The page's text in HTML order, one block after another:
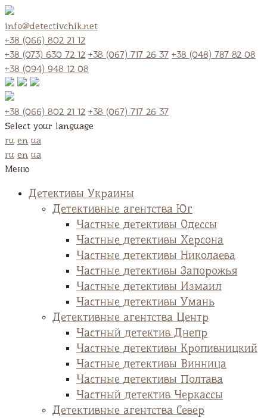
info@detectivchik.net
+38 (066) 802 21 12
+38 (073) 630 72 12 +38 (067) 717 26 37 +38 (048) 787 82 08
+38 (094) 948 12 08
+38 (066) 802 21 12 +38 (067) 717 26 37
Select your language
ru en ua
ru en ua
Меню
Детективы Украины
Детективные агентства Юг
Частные детективы Одессы
Частные детективы Херсона
Частные детективы Николаева
Частные детективы Запорожья
Частные детективы Измаил
Частные детективы Умань
Детективные агентства Центр
Частный детектив Днепр
Частные детективы Кропивницкий
Частные детективы Винница
Частные детективы Полтава
Частный детектив Черкассы
Детективные агентства Север